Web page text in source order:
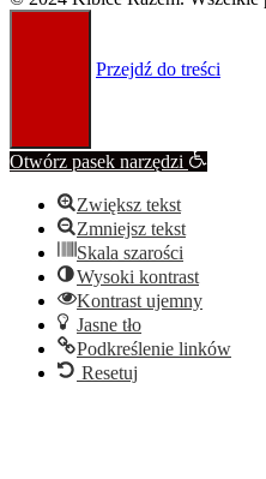
Przejdź do treści
Otwórz pasek narzędzi
Zwiększ tekst
Zmniejsz tekst
Skala szarości
Wysoki kontrast
Kontrast ujemny
Jasne tło
Podkreślenie linków
Resetuj